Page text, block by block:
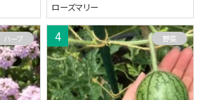
ローズマリー
ハーブ 野菜